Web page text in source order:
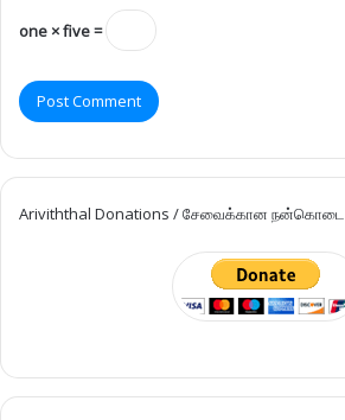
one × five =
Ariviththal Donations / சேவைக்கான நன்கொடை